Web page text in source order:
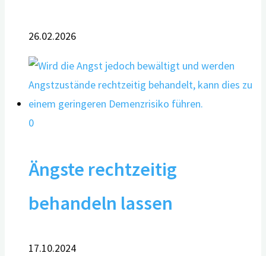
26.02.2026
0
Ängste rechtzeitig
behandeln lassen
17.10.2024